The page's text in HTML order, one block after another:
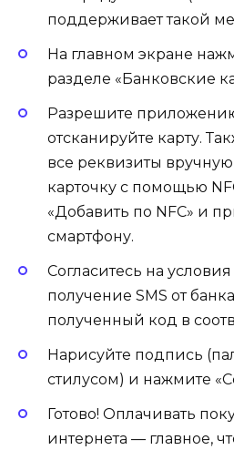
поддерживает такой
На главном экране
разделе «Банковские
Разрешите
отсканируйте карту.
все реквизиты
карточку с помощью
«Добавить по NFC» и
смартфону.
Согласитесь на
получение SMS от
полученный код в
Нарисуйте подпись
стилусом) и нажмите
Готово! Оплачивать
интернета — главное,